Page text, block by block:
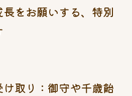
をお願いする、特別
取り：御守や千歳飴